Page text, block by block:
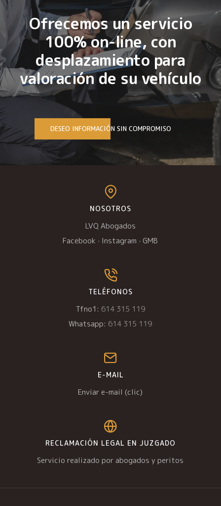
Ofrecemos un servicio
100% on-line, con
desplazamiento para
valoración de su vehículo
DESEO INFORMACIÓN SIN COMPROMISO
NOSOTROS
LVQ Abogados
Facebook · Instagram · GMB
TELÉFONOS
Tfno1: 614 315 119
Whatsapp: 614 315 119
E-MAIL
Enviar e-mail (clic)
RECLAMACIÓN LEGAL EN JUZGADO
Servicio realizado por abogados y peritos